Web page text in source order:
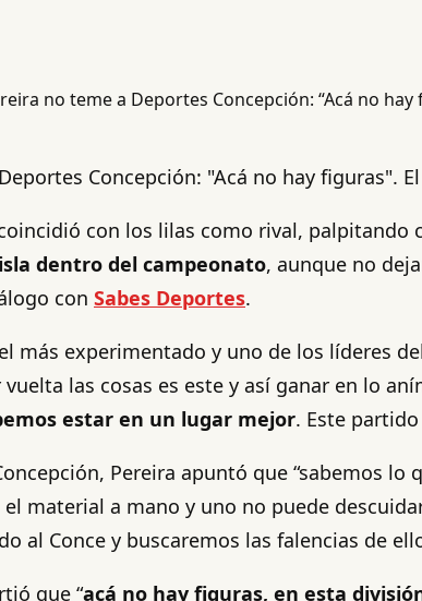
Concepción: "Acá no hay figuras".
con los lilas como rival,
dentro del campeonato, aunque no
con Sabes Deportes.
más experimentado y uno de los líderes
las cosas es este y así ganar en lo
estar en un lugar mejor. Este
Pereira apuntó que “sabemos lo
el material a mano y uno no puede
al Conce y buscaremos las falencias de
que “acá no hay figuras, en esta